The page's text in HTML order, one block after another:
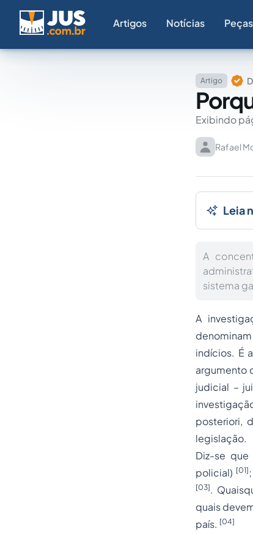
Artigos Notícias Peças
Artigo
Exibindo
Rafael
Leia
A
sistema
A
indícios. É
argumento
judicial –
posteriori,
legislação.
Diz-se que
policial) [01]
[03].
quais
país. [04]